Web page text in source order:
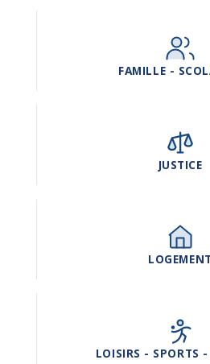
FAMILLE -
JUSTICE
LOGEMENT
LOISIRS - SPORTS